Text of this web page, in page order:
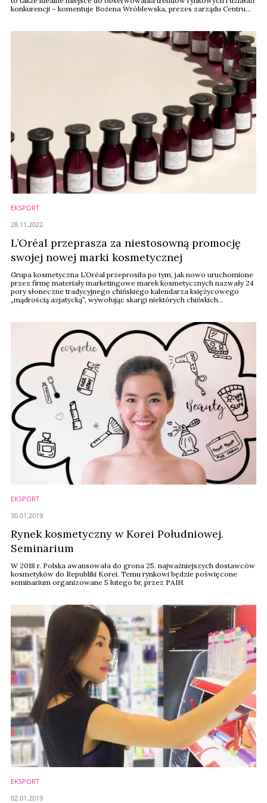
konkurencji – komentuje Bożena Wróblewska, prezes zarządu Centrum
EKSPORT
L’Oréal przeprasza za niestosowną promocję
swojej nowej marki kosmetycznej
Grupa kosmetyczna L’Oréal przeprosiła po tym, jak nowo uruchomione
przez firmę materiały marketingowe marek kosmetycznych nazwały 24
pory słoneczne tradycyjnego chińskiego kalendarza księżycowego
„mądrością azjatycką”, wywołując skargi niektórych chińskich
28.11.2022
EKSPORT
Rynek kosmetyczny w Korei Południowej.
Seminarium
W 2018 r. Polska awansowała do grona 25. najważniejszych dostawców
kosmetyków do Republiki Korei. Temu rynkowi będzie poświęcone
seminarium organizowane 5 lutego br, przez PAIH.
30.01.2019
EKSPORT
02.01.2019